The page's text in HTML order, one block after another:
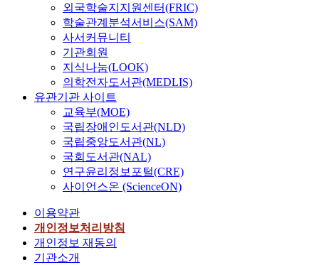
외국학술지지원센터(FRIC)
학술관계분석서비스(SAM)
사서커뮤니티
기관회원
지식나눔(LOOK)
의학전자도서관(MEDLIS)
유관기관 사이트
교육부(MOE)
국립장애인도서관(NLD)
국립중앙도서관(NL)
국회도서관(NAL)
연구윤리정보포털(CRE)
사이언스온 (ScienceON)
이용약관
개인정보처리방침
개인정보 재동의
기관소개